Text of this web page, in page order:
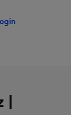
|